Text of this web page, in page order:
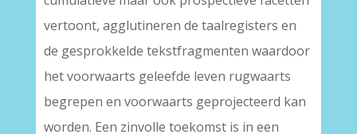
vertoont, agglutineren de taalregisters en
de gesprokkelde tekstfragmenten waardoor
het voorwaarts geleefde leven rugwaarts
begrepen en voorwaarts geprojecteerd kan
worden. Een zinvolle toekomst is in een